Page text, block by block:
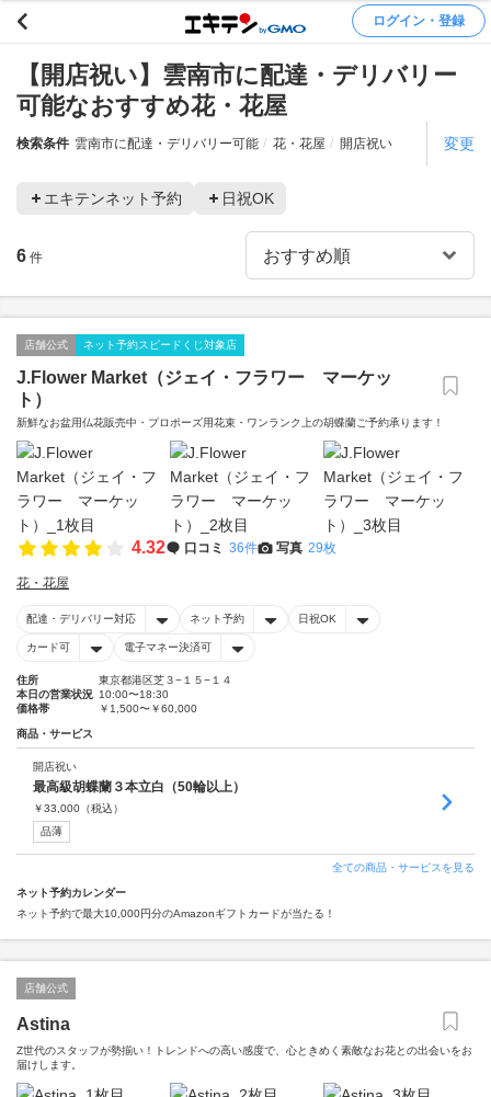
ログイン・登録
【開店祝い】雲南市に配達・デリバリー
可能なおすすめ花・花屋
検索条件 雲南市に配達・デリバリー可能 花・花屋 開店祝い 変更
エキテンネット予約 日祝OK
6 件
店舗公式 ネット予約スピードくじ対象店
J.Flower Market（ジェイ・フラワー マーケッ
ト）
新鮮なお盆用仏花販売中・プロポーズ用花束・ワンランク上の胡蝶蘭ご予約承ります！
4.32 口コミ 36件 写真 29枚
花・花屋
配達・デリバリー対応 ネット予約 日祝OK
カード可 電子マネー決済可
住所
東京都港区芝３−１５−１４
本日の営業状況 10:00〜18:30
価格帯
￥1,500〜￥60,000
商品・サービス
開店祝い
最高級胡蝶蘭３本立白（50輪以上）
￥33,000 （税込）
品薄
全ての商品・サービスを見る
ネット予約カレンダー
ネット予約で最大10,000円分のAmazonギフトカードが当たる！
店舗公式
Astina
Z世代のスタッフが勢揃い！トレンドへの高い感度で、心ときめく素敵なお花との出会いをお
届けします。